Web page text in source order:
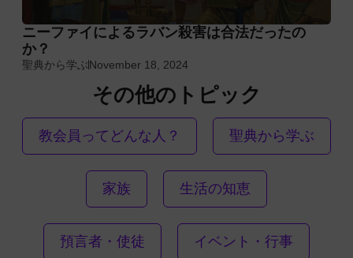
ニーファイによるラバン殺害は合法だったの
か？
聖典から学ぶNovember 18, 2024
その他のトピック
教会員ってどんな人？ 聖典から学ぶ
家族 生活の知恵
預言者・使徒 イベント・行事